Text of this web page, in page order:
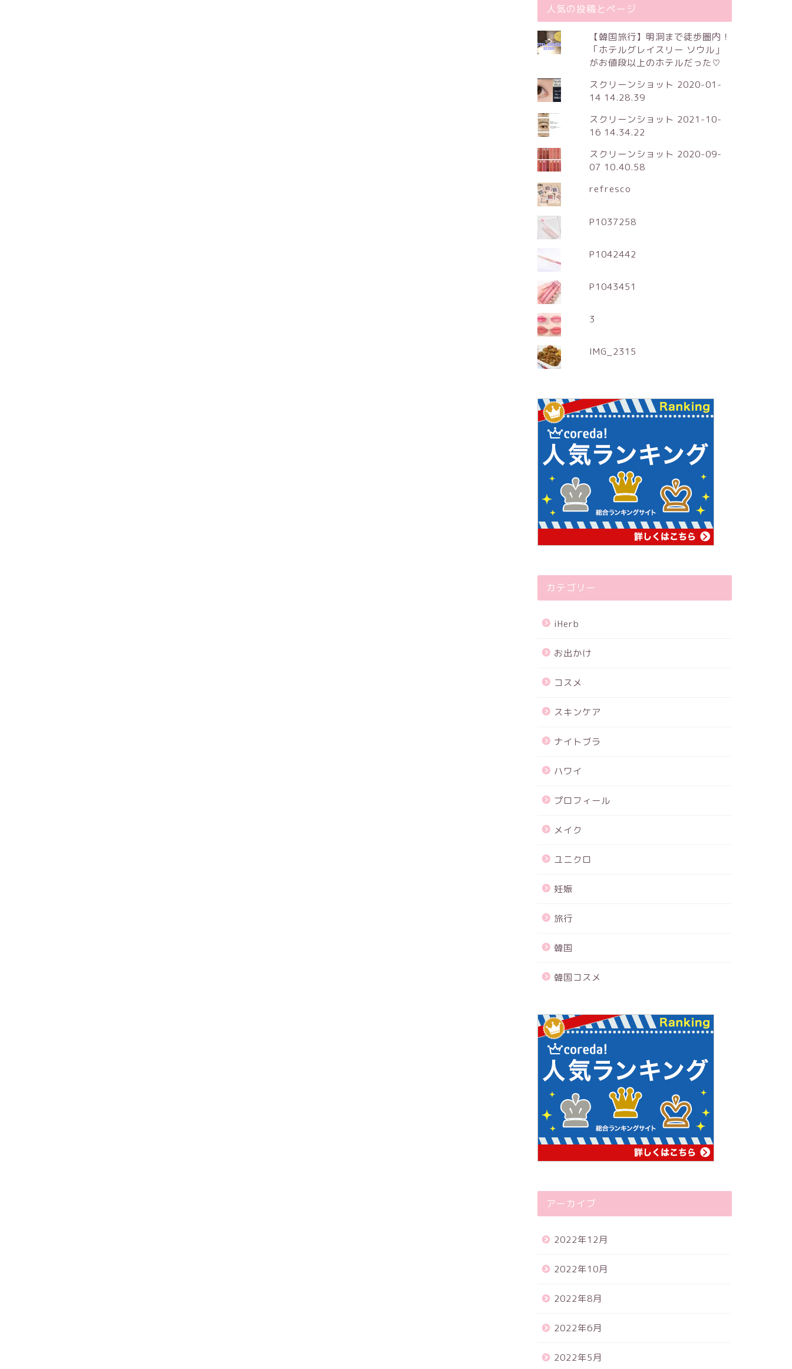
人気の投稿とページ
【韓国旅行】明洞まで徒歩圏内！
「ホテルグレイスリー ソウル」
がお値段以上のホテルだった♡
スクリーンショット 2020-01-
14 14.28.39
スクリーンショット 2021-10-
16 14.34.22
スクリーンショット 2020-09-
07 10.40.58
refresco
P1037258
P1042442
P1043451
3
IMG_2315
カテゴリー
iHerb
お出かけ
コスメ
スキンケア
ナイトブラ
ハワイ
プロフィール
メイク
ユニクロ
妊娠
旅行
韓国
韓国コスメ
アーカイブ
2022年12月
2022年10月
2022年8月
2022年6月
2022年5月